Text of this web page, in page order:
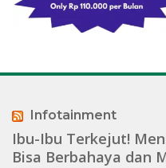
Infotainment
Ibu-Ibu Terkejut!
Bisa Berbahaya dan